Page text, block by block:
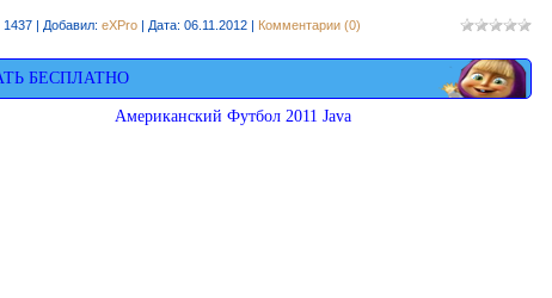
| Добавил: eXPro | Дата: 06.11.2012 | Комментарии (0)
БЕСПЛАТНО
Американский Футбол 2011 Java